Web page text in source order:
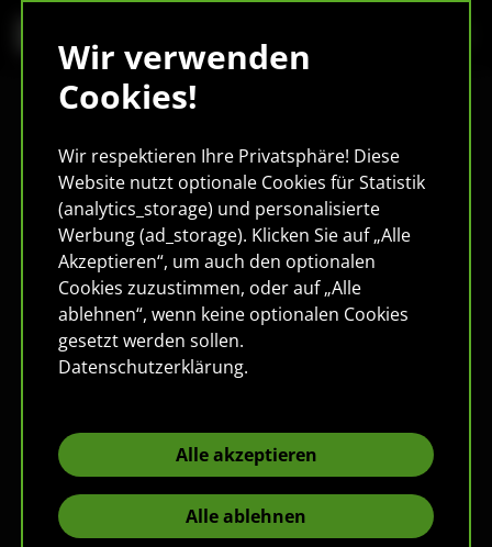
Wir verwenden
Cookies!
Wir respektieren Ihre Privatsphäre! Diese
Website nutzt optionale Cookies für Statistik
(analytics_storage) und personalisierte
Werbung (ad_storage). Klicken Sie auf „Alle
Akzeptieren“, um auch den optionalen
Cookies zuzustimmen, oder auf „Alle
ablehnen“, wenn keine optionalen Cookies
gesetzt werden sollen.
Datenschutzerklärung.
Alle akzeptieren
Alle ablehnen